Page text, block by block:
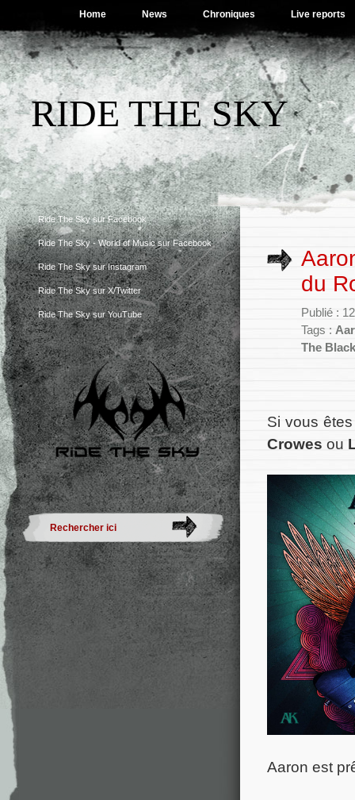
Home News Chroniques Live reports
RIDE THE SKY
Ride The Sky sur Facebook
Ride The Sky - World of Music sur Facebook
Ride The Sky sur Instagram
Ride The Sky sur X/Twitter
Ride The Sky sur YouTube
du
Publié :
Tags :
The
Si vous
Crowes ou
Aaron est